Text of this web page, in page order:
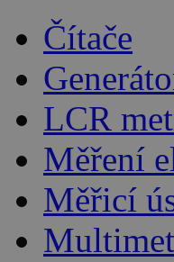
Čítače
LCR
Měření
Měřicí